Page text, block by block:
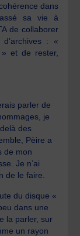
dans
sa vie à
de collaborer
: «
et de rester,
parler de
je
des
Pèire a
de mon
Je n’ai
de le faire.
du disque «
dans une
la parler, sur
un rayon